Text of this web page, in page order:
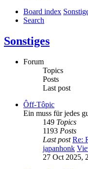
Board index
Search
Sonstiges
Forum
Topics
Posts
Last post
Ôff-Tôpic
Ein muss für jedes
149 Topics
1193 Posts
Last post Re:
japanhonk
27 Oct 2025,